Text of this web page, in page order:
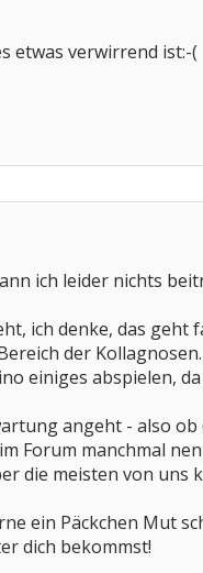
etwas verwirrend ist:-(
ich leider nichts
ich denke, das
der
einiges abspielen,
angeht - also
Forum manchmal
die meisten von
ein Päckchen Mut
dich bekommst!